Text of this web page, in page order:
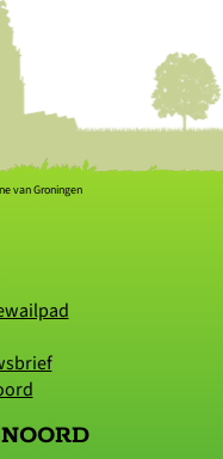
van Groningen